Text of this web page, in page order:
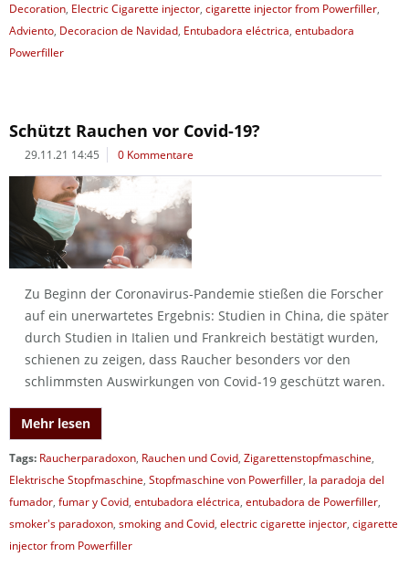
Decoration, Electric Cigarette injector, cigarette injector from Powerfiller,
Adviento, Decoracion de Navidad, Entubadora eléctrica, entubadora
Powerfiller
Schützt Rauchen vor Covid-19?
29.11.21 14:45 0 Kommentare
Zu Beginn der Coronavirus-Pandemie stießen die Forscher
auf ein unerwartetes Ergebnis: Studien in China, die später
durch Studien in Italien und Frankreich bestätigt wurden,
schienen zu zeigen, dass Raucher besonders vor den
schlimmsten Auswirkungen von Covid-19 geschützt waren.
Mehr lesen
Tags: Raucherparadoxon, Rauchen und Covid, Zigarettenstopfmaschine,
Elektrische Stopfmaschine, Stopfmaschine von Powerfiller, la paradoja del
fumador, fumar y Covid, entubadora eléctrica, entubadora de Powerfiller,
smoker's paradoxon, smoking and Covid, electric cigarette injector, cigarette
injector from Powerfiller